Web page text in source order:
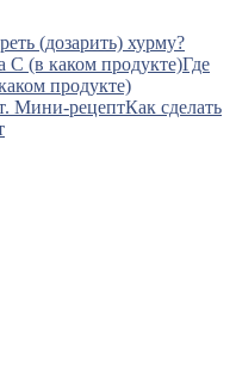
(дозарить) хурму?
Где
продукте)
Как сделать